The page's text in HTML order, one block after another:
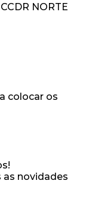
colocar os
as novidades